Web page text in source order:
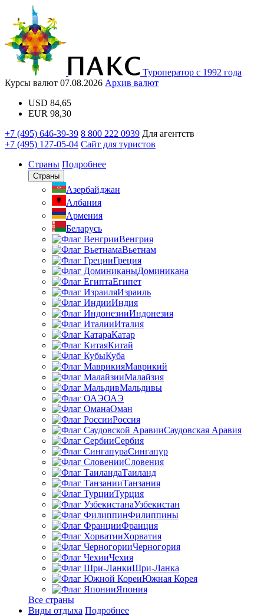
Туроператор с 1992 года
Курсы валют 07.08.2026 Архив валют
USD 84,65
EUR 98,30
+7 (495) 646-39-39 8 800 222 0939 Для агентств
+7 (495) 127-05-04 Сайт для туристов
Страны Подробнее
Страны
Азербайджан
Албания
Армения
Беларусь
Венгрия
Вьетнам
Греция
Доминикана
Египет
Израиль
Индия
Индонезия
Италия
Катар
Китай
Куба
Маврикий
Малайзия
Мальдивы
ОАЭ
Оман
Россия
Саудовская Аравия
Сербия
Сингапур
Словения
Таиланд
Танзания
Турция
Узбекистан
Филиппины
Франция
Хорватия
Черногория
Чехия
Шри-Ланка
Южная Корея
Япония
Все страны
Виды отдыха Подробнее